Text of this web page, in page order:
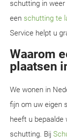
schutting in
een schutting te
Service helpt u
Waarom
plaatsen
We wonen in
fijn om uw eigen
heeft u
schutting. Bij